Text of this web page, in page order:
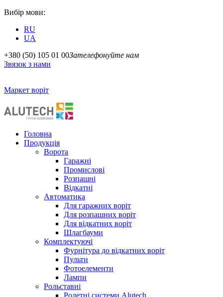
Вибір мови:
RU
UA
+380 (50) 105 01 00Зателефонуйте нам
Звязок з нами
Маркет воріт
Головна
Продукція
Ворота
Гаражні
Промислові
Розпашні
Відкатні
Автоматика
Для гаражних воріт
Для розпашних воріт
Для відкатних воріт
Шлагбауми
Комплектуючі
Фурнітура до відкатних воріт
Пульти
Фотоелементи
Лампи
Рольставні
Ролетні системи Alutech